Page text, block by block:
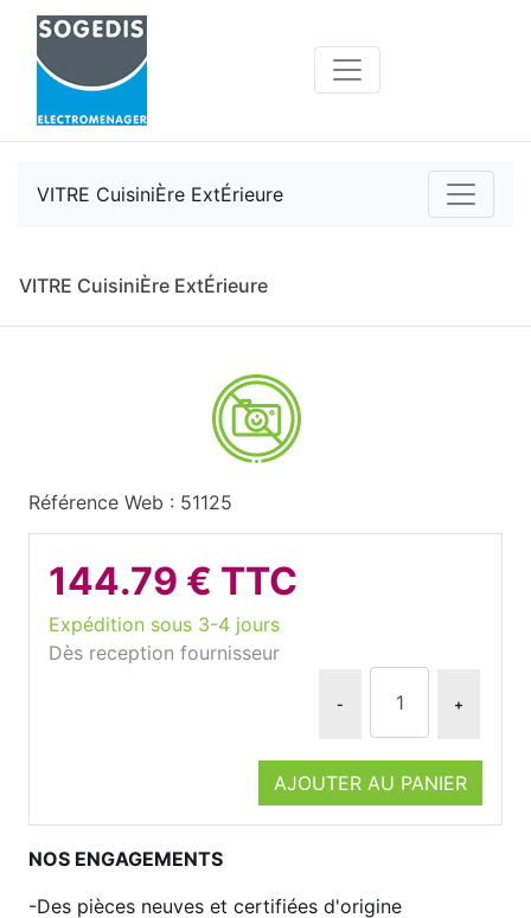
VITRE CuisiniÈre ExtÉrieure
VITRE CuisiniÈre ExtÉrieure
Référence Web : 51125
144.79 € TTC
Expédition sous 3-4 jours
Dès reception fournisseur
- +
AJOUTER AU PANIER
NOS ENGAGEMENTS
Des pièces neuves et certifiées d'origine